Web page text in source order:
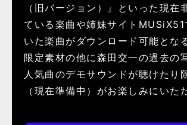
（旧バージョン）』といった現在
ている楽曲や姉妹サイトMUSiX51
いた楽曲がダウンロード可能とな
限定素材の他に森田交一の過去の
人気曲のデモサウンドが聴けたり
（現在準備中）がお楽しみにいた